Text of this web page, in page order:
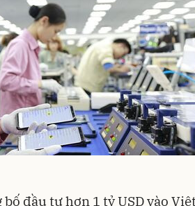
đầu tư hơn 1 tỷ USD vào